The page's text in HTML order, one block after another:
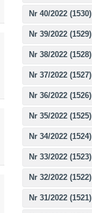
Nr 40/2022 (1530)
Nr 39/2022 (1529)
Nr 38/2022 (1528)
Nr 37/2022 (1527)
Nr 36/2022 (1526)
Nr 35/2022 (1525)
Nr 34/2022 (1524)
Nr 33/2022 (1523)
Nr 32/2022 (1522)
Nr 31/2022 (1521)